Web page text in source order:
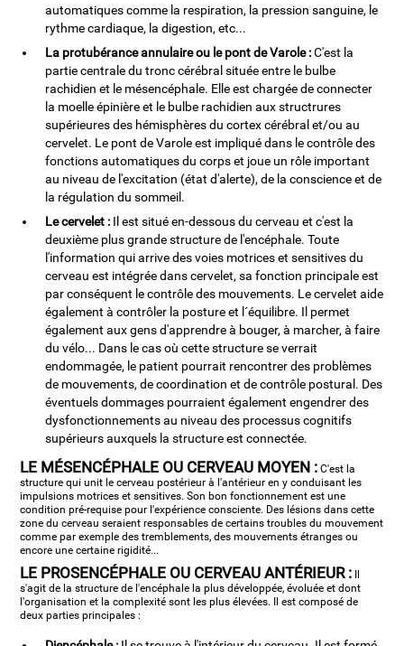
automatiques comme la respiration, la pression sanguine, le
rythme cardiaque, la digestion, etc...
La protubérance annulaire ou le pont de Varole :C'est la
partie centrale du tronc cérébral située entre le bulbe
rachidien et le mésencéphale. Elle est chargée de connecter
la moelle épinière et le bulbe rachidien aux structrures
supérieures des hémisphères du cortex cérébral et/ou au
cervelet. Le pont de Varole est impliqué dans le contrôle des
fonctions automatiques du corps et joue un rôle important
au niveau de l'excitation (état d'alerte), de la conscience et de
la régulation du sommeil.
Le cervelet : Il est situé en-dessous du cerveau et c'est la
deuxième plus grande structure de l'encéphale. Toute
l'information qui arrive des voies motrices et sensitives du
cerveau est intégrée dans cervelet, sa fonction principale est
par conséquent le contrôle des mouvements. Le cervelet aide
également à contrôler la posture et l´équilibre. Il permet
également aux gens d'apprendre à bouger, à marcher, à faire
du vélo... Dans le cas où cette structure se verrait
endommagée, le patient pourrait rencontrer des problèmes
de mouvements, de coordination et de contrôle postural. Des
éventuels dommages pourraient également engendrer des
dysfonctionnements au niveau des processus cognitifs
supérieurs auxquels la structure est connectée.
LE MÉSENCÉPHALE OU CERVEAU MOYEN : C'est la
structure qui unit le cerveau postérieur à l'antérieur en y conduisant les
impulsions motrices et sensitives. Son bon fonctionnement est une
condition pré-requise pour l'expérience consciente. Des lésions dans cette
zone du cerveau seraient responsables de certains troubles du mouvement
comme par exemple des tremblements, des mouvements étranges ou
encore une certaine rigidité...
LE PROSENCÉPHALE OU CERVEAU ANTÉRIEUR :
s'agit de la structure de l'encéphale la plus développée, évoluée et dont
l'organisation et la complexité sont les plus élevées. Il est composé de
deux parties principales :